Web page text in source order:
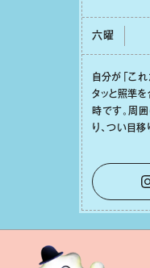
六曜
⾃分が「こ
タッと照準
時です。周
り、つい⽬移
をそっと⼿
しょう。その
って有意義
す。